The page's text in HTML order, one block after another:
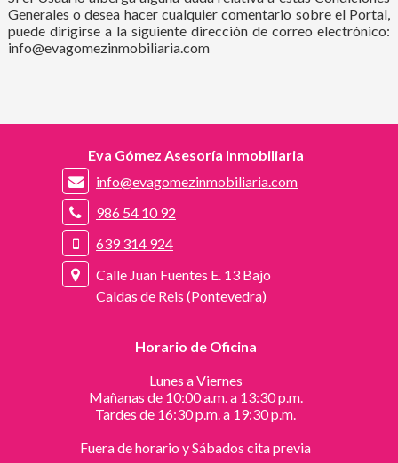
Generales o desea hacer cualquier comentario sobre el Portal,
puede dirigirse a la siguiente dirección de correo electrónico:
info@evagomezinmobiliaria.com
Eva Gómez Asesoría Inmobiliaria
info@evagomezinmobiliaria.com
986 54 10 92
639 314 924
Calle Juan Fuentes E. 13 Bajo
Caldas de Reis (Pontevedra)
Horario de Oficina
Lunes a Viernes
Mañanas de 10:00 a.m. a 13:30 p.m.
Tardes de 16:30 p.m. a 19:30 p.m.
Fuera de horario y Sábados cita previa